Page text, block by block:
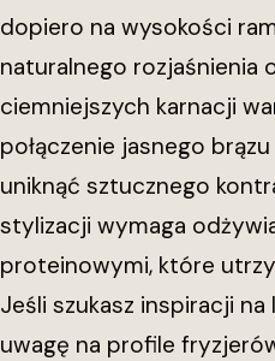
dopiero na wysokości
naturalnego rozjaśnienia
ciemniejszych karnacji
połączenie jasnego
uniknąć sztucznego
stylizacji wymaga
proteinowymi, które
Jeśli szukasz inspiracji
uwagę na profile